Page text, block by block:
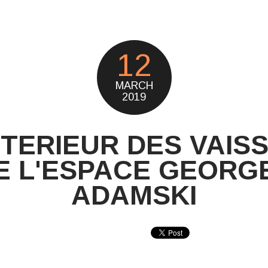
12
MARCH
2019
DES
L'ESPACE
ADAMSKI